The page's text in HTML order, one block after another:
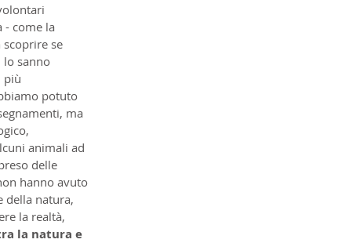
come la
se
lo sanno
più
potuto
ma
animali ad
delle
hanno avuto
della natura,
la realtà,
la natura e